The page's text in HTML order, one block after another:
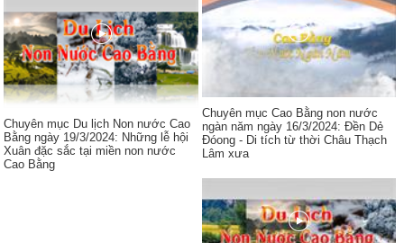
Chuyên mục Du lịch Non nước Cao
Bằng ngày 19/3/2024: Những lễ hội
Xuân đặc sắc tại miền non nước
Cao Bằng
Chuyên mục Cao Bằng non nước
ngàn năm ngày 16/3/2024: Đền Dẻ
Đóong - Di tích từ thời Châu Thạch
Lâm xưa